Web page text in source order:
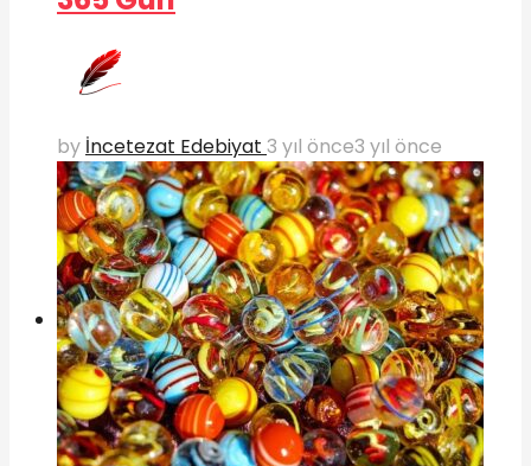
by İncetezat Edebiyat 3 yıl önce3 yıl önce